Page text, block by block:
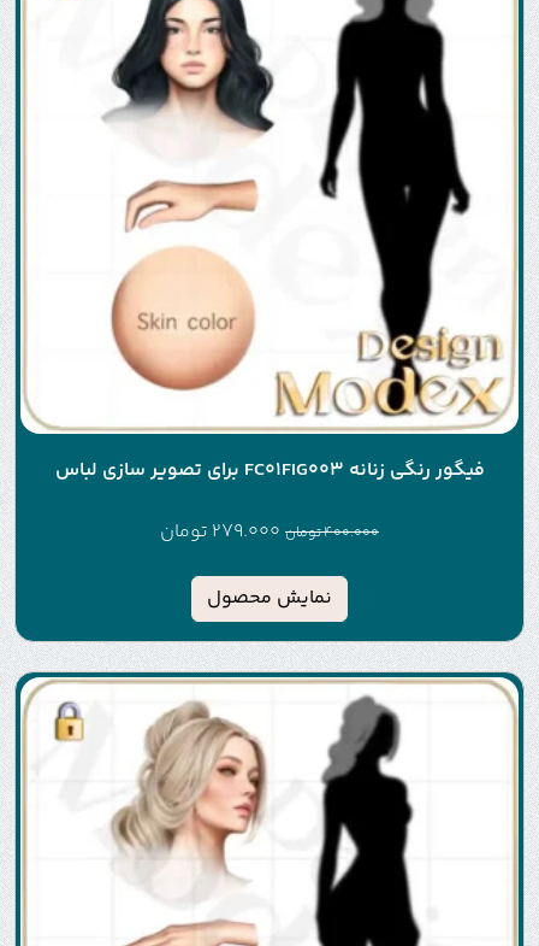
فیگور رنگی زنانه FC01FIG003 برای تصویر سازی لباس
400.000تومان 279.000 تومان
نمایش محصول